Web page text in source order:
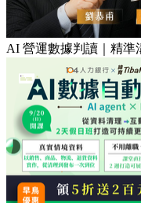
AI 營運數據判讀｜精準